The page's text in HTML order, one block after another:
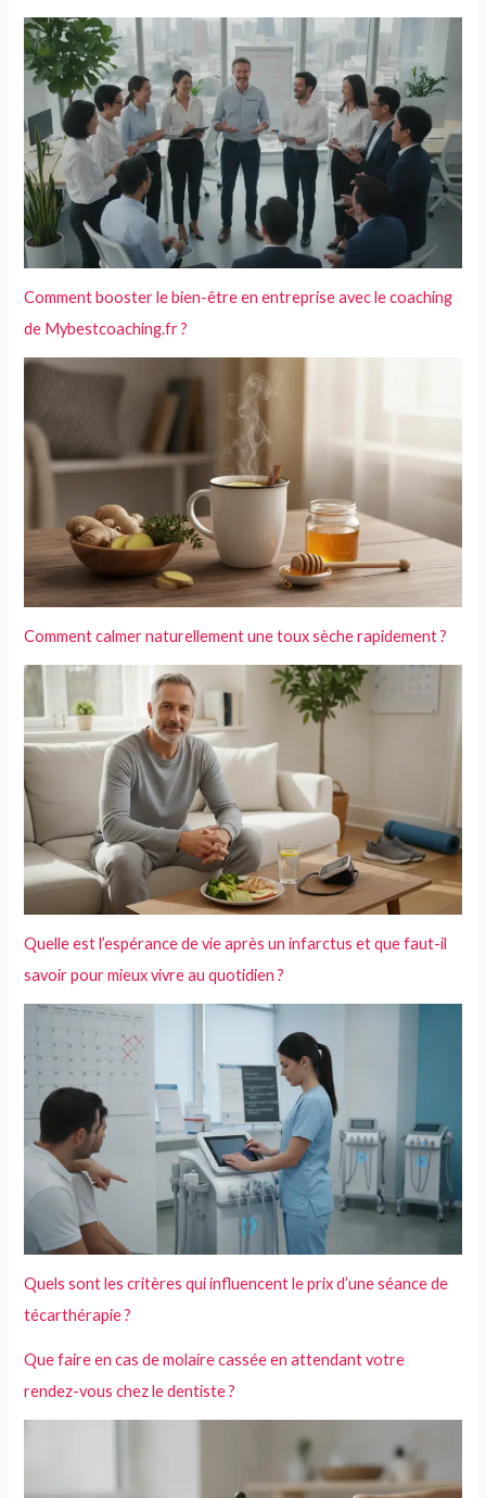
Comment booster le bien-être en entreprise avec le coaching
de Mybestcoaching.fr ?
Comment calmer naturellement une toux sèche rapidement ?
Quelle est l’espérance de vie après un infarctus et que faut-il
savoir pour mieux vivre au quotidien ?
Quels sont les critères qui influencent le prix d’une séance de
técarthérapie ?
Que faire en cas de molaire cassée en attendant votre
rendez-vous chez le dentiste ?